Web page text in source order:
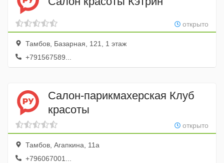
открыто
Тамбов, Базарная, 121, 1 этаж
+791567589...
Салон-парикмахерская Клуб
красоты
открыто
Тамбов, Агапкина, 11а
+796067001...